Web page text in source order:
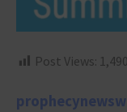
Post Views: 1,490